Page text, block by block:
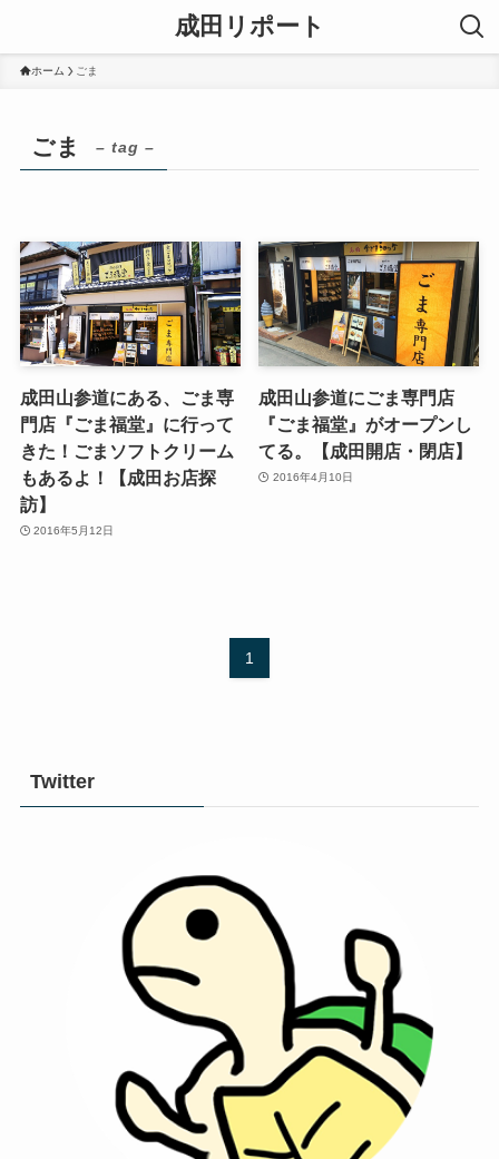
成田リポート
ホーム ごま
ごま – tag –
成田山参道にある、ごま専
門店『ごま福堂』に行って
きた！ごまソフトクリーム
もあるよ！【成田お店探
訪】
2016年5月12日
成田山参道にごま専門店
『ごま福堂』がオープンし
てる。【成田開店・閉店】
2016年4月10日
1
Twitter